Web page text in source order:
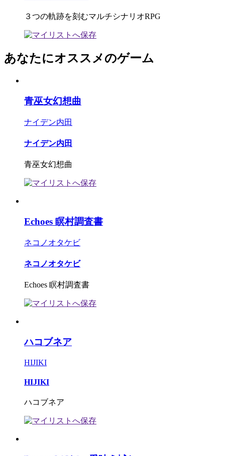
３つの軌跡を刻むマルチシナリオRPG
あなたにオススメのゲーム
青巫女幻想曲
ナイデン内田
ナイデン内田
青巫女幻想曲
Echoes 瞑村調査書
ネコノオタケビ
ネコノオタケビ
Echoes 瞑村調査書
ハコブネア
HIJIKI
HIJIKI
ハコブネア